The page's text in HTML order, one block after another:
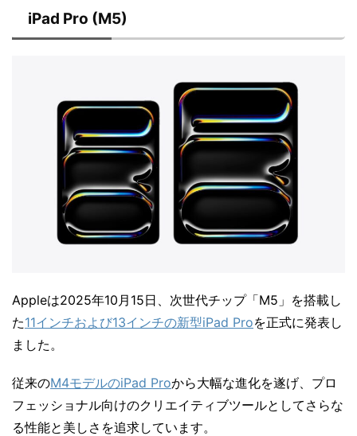
iPad Pro (M5)
Appleは2025年10月15日、次世代チップ「M5」を搭載し
た11インチおよび13インチの新型iPad Proを正式に発表し
ました。
従来のM4モデルのiPad Proから大幅な進化を遂げ、プロ
フェッショナル向けのクリエイティブツールとしてさらな
る性能と美しさを追求しています。